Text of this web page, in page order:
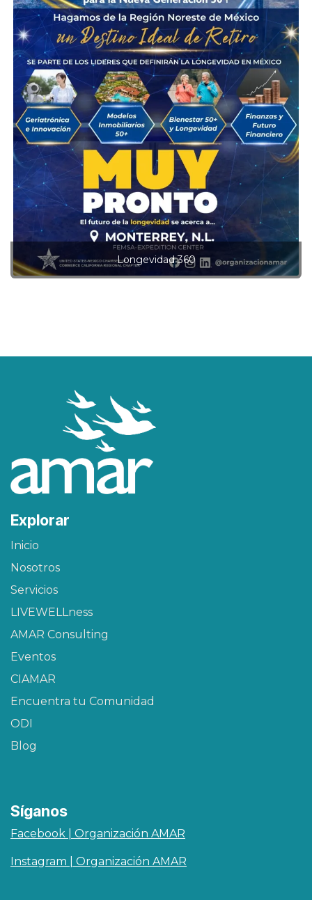
Longevidad 360
Explorar
Inicio
Nosotros
Servicios
LIVEWELLness
AMAR Consulting
Eventos
CIAMAR​
Encuentra tu Comunidad
ODI
Blog
Síganos
Facebook | Organización AMAR
Instagram | Organización AMAR